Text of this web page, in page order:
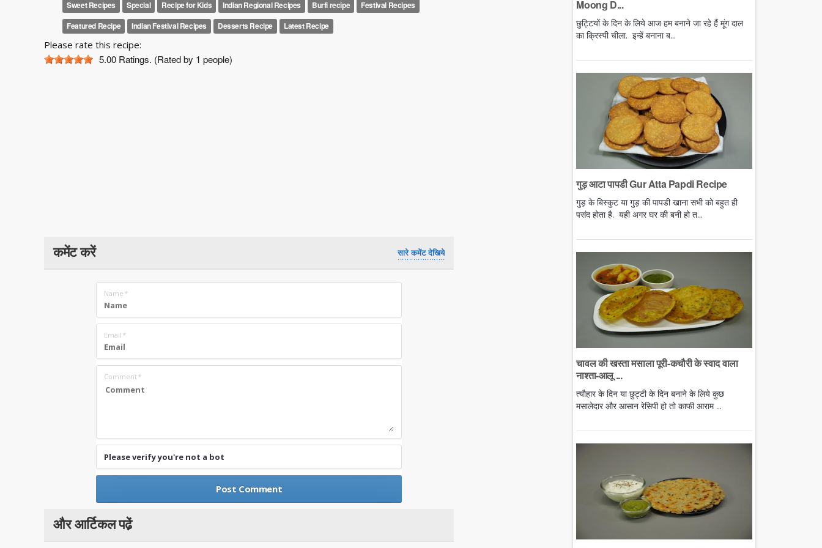
Sweet Recipes Special Recipe for Kids Indian Regional Recipes Burfi recipe
Festival Recipes
Featured Recipe
Indian Festival Recipes Desserts Recipe Latest Recipe
Please rate this recipe:
5.00 Ratings. (Rated by 1 people)
कमेंट करें सारे कमेंट देखिये
Name *
Email *
Comment*
Please verify you're not a bot
और आर्टिकल पढे़ं
Moong D...
छुट्टियों के दिन के लिये आज हम बनाने जा रहे हैं मूंग दाल
का क्रिस्पी चीला. इन्हें बनाना ब...
गुड़ आटा पापडी Gur Atta Papdi Recipe
गुड़ के बिस्कुट या गुड़ की पापडी खाना सभी को बहुत ही
पसंद होता है. यही अगर घर की बनी हो त...
चावल की खस्ता मसाला पूरी-कचौरी के स्वाद वाला
नाश्ता-आलू ...
त्यौहार के दिन या छुट्टी के दिन बनाने के लिये कुछ
मसालेदार और आसान रेसिपी हो तो काफी आराम ...